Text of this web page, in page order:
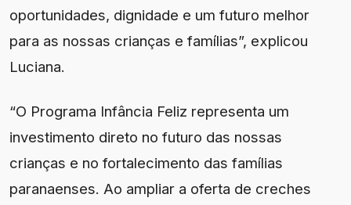
oportunidades, dignidade e um futuro melhor
para as nossas crianças e famílias”, explicou
Luciana.
“O Programa Infância Feliz representa um
investimento direto no futuro das nossas
crianças e no fortalecimento das famílias
paranaenses. Ao ampliar a oferta de creches